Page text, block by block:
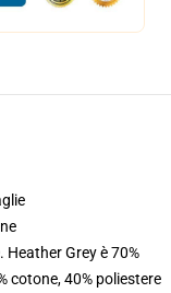
Heather Grey è 70%
cotone, 40% poliestere